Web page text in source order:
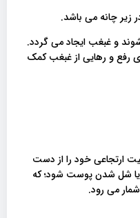
زیر چانه می باشد.
و غبغب ایجاد می گردد.
رفع و رهایی از غبغب کمک
ارتجاعی خود را از دست
یا شل شدن پوست شود؛ که
می رود.